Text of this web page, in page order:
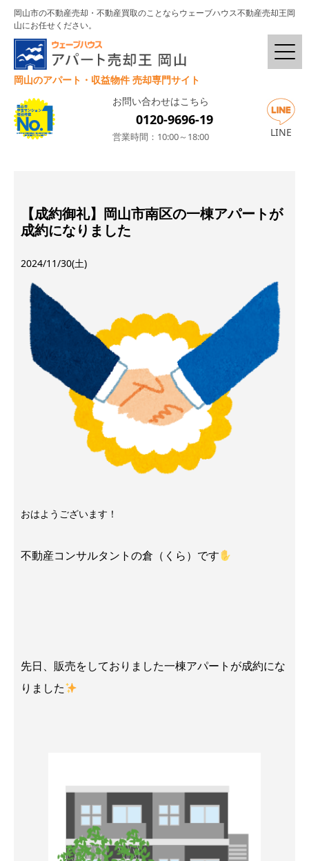
岡山市の不動産売却・不動産買取のことならウェーブハウス不動産売却王岡
山にお任せください。
岡山のアパート・収益物件 売却専門サイト
お問い合わせはこちら
0120-9696-19
営業時間：10:00～18:00 LINE
【成約御礼】岡山市南区の一棟アパートが
成約になりました
2024/11/30(土)
おはようございます！
不動産コンサルタントの倉（くら）です
先日、販売をしておりました一棟アパートが成約にな
りました